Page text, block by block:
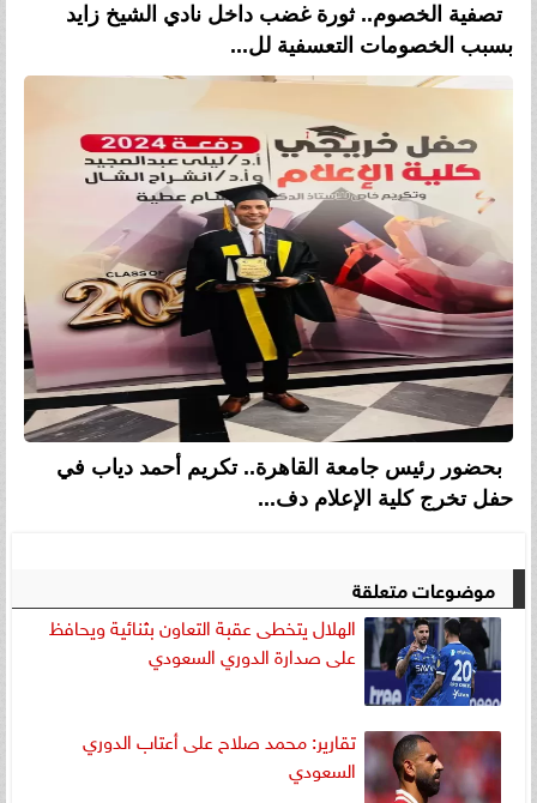
تصفية الخصوم.. ثورة غضب داخل نادي الشيخ زايد
بسبب الخصومات التعسفية لل...
بحضور رئيس جامعة القاهرة.. تكريم أحمد دياب في
حفل تخرج كلية الإعلام دف...
موضوعات متعلقة
الهلال يتخطى عقبة التعاون بثنائية ويحافظ
على صدارة الدوري السعودي
تقارير: محمد صلاح على أعتاب الدوري
السعودي